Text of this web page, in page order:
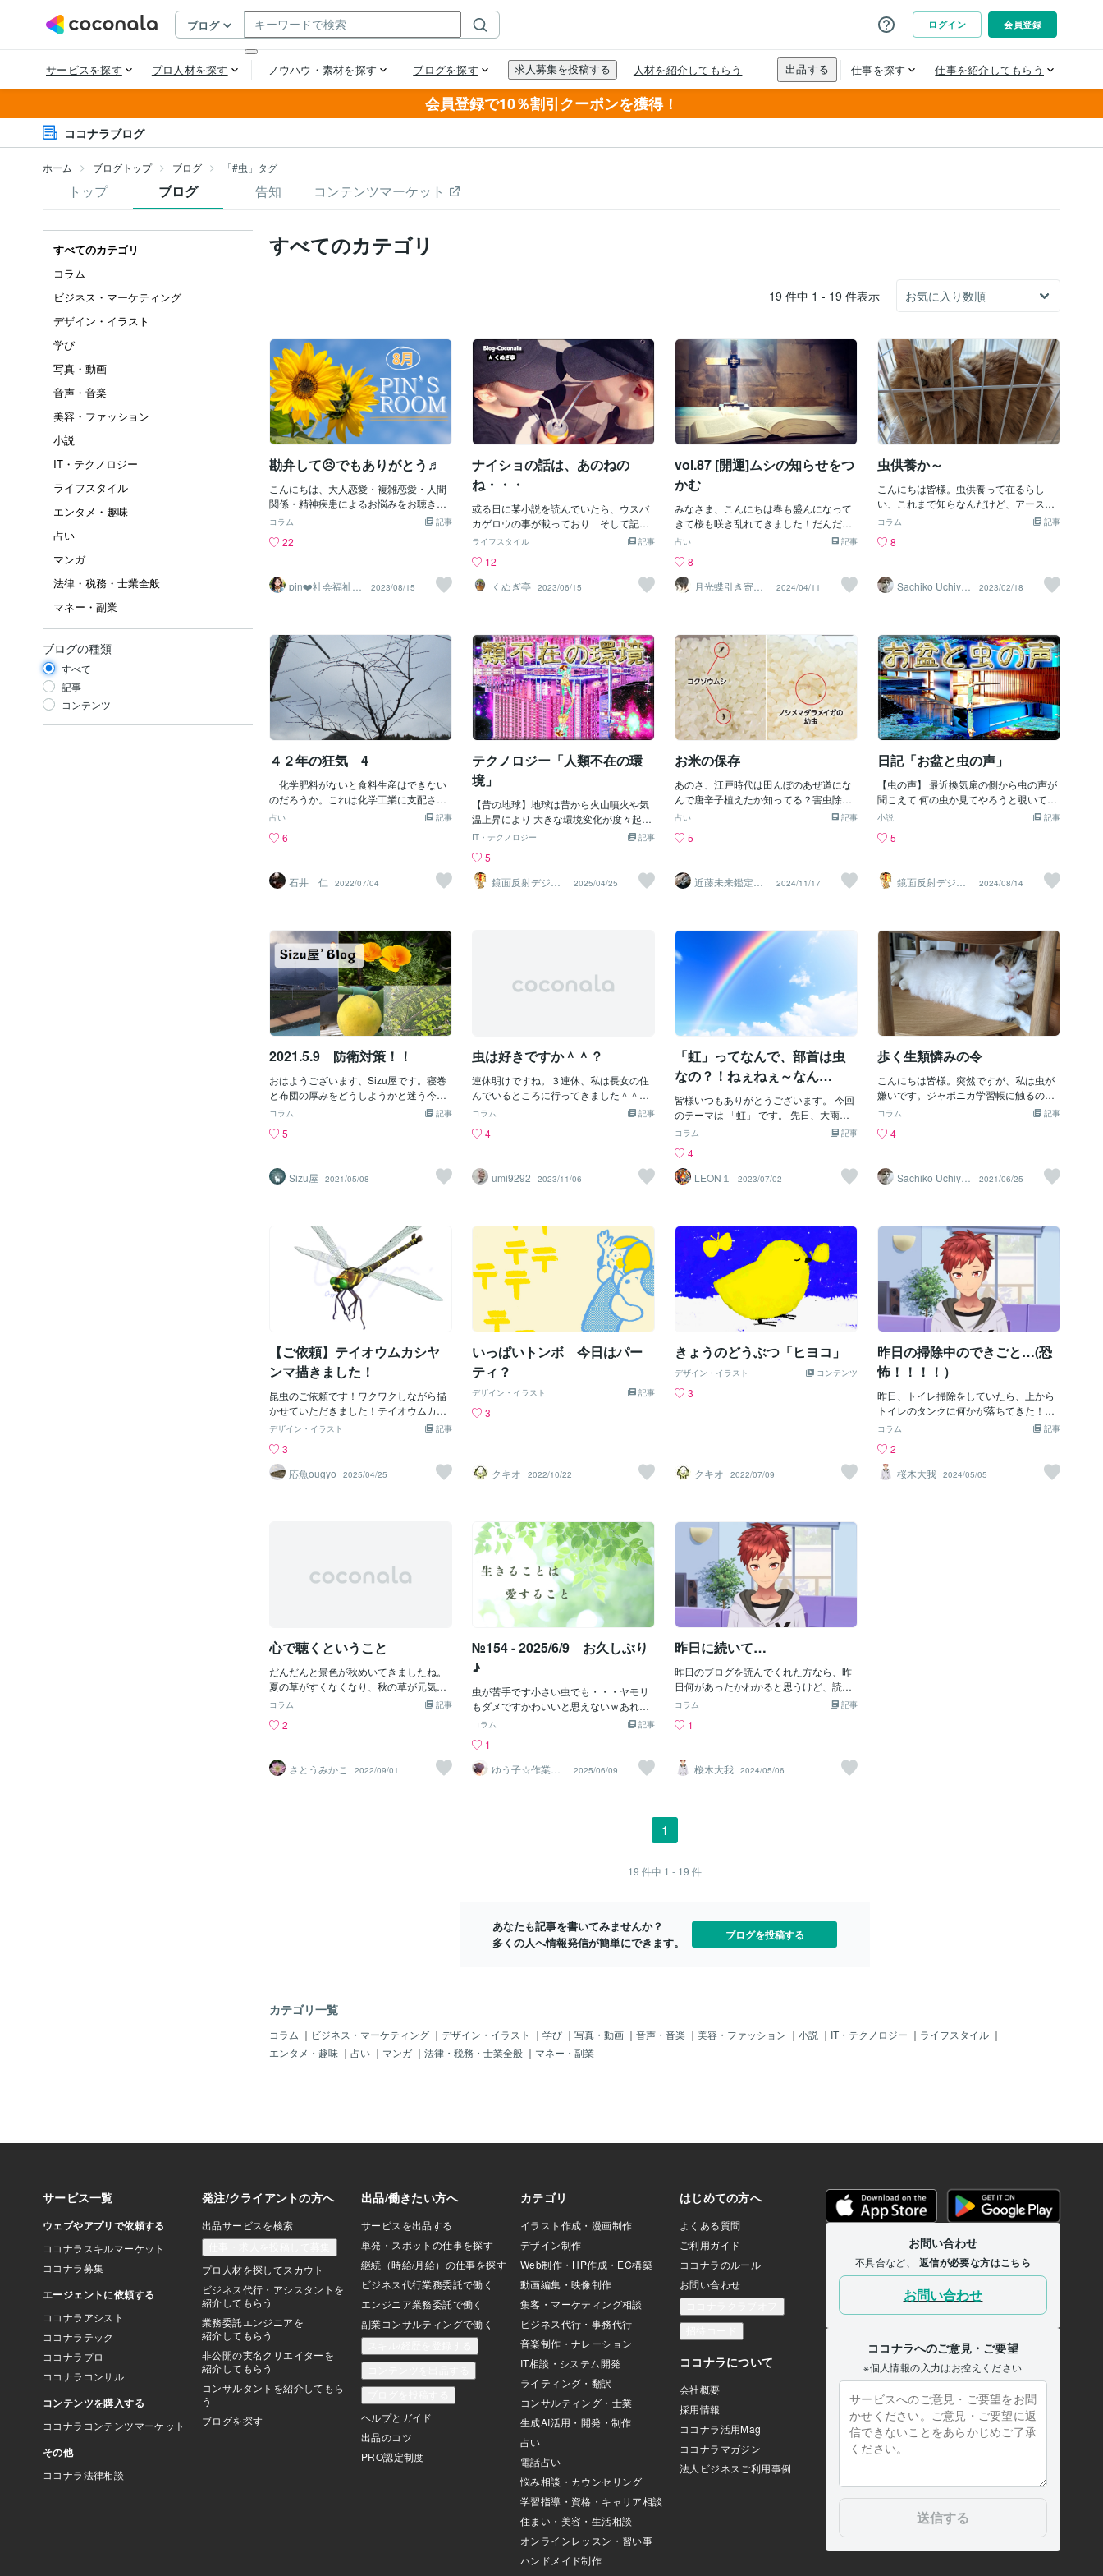
会員登録で10％割引クーポンを獲得！
ココナラブログ
ホーム ブログトップ ブログ 「#虫」タグ
トップ ブログ 告知 コンテンツマーケット
すべてのカテゴリ
コラム
ビジネス・マーケティング
デザイン・イラスト
学び
写真・動画
音声・音楽
美容・ファッション
小説
IT・テクノロジー
ライフスタイル
エンタメ・趣味
占い
マンガ
法律・税務・士業全般
マネー・副業
ブログの種類
すべて
記事
コンテンツ
すべてのカテゴリ
19 件中 1 - 19 件表示
勘弁して😣でもありがとう♬
こんにちは、大人恋愛・複雑恋愛・人間
関係・精神疾患によるお悩みをお聴きし
ていますpinと申します♬pin❤️という名
お盆に台風🌀きていますが、皆さんの地
っていますが、昨日のうちに買い出しを
済ませておいて良かったです。買い出し
が・・・「キャーッ💦」めちゃくちゃ叫
んでしまった。その声に旦那も( ﾟДﾟ)な・
な・なんと青虫が肩から腕にもごもご🐛
私は虫が全くダメなんです💦ほんとにア
リ🐜とてんとう虫🐞くらいがギリです。
でも人って咄嗟に払いのけるんですね😅
どこから付いてきたのか、いつから肩に
乗っかってたのか考えるだけで鳥肌が立
ちます😨勘弁してよ～と思いつつ、お盆
に虫をやっつけてはいけないのを思い出
しました。ご先祖様が虫に乗って帰って
くるそうですね😌母なのか祖母なの
か・・・誰だろ？会いに来てくれたんだ
らとかあるやん？と、まぁ微妙な嬉しさ
触れないのでハイ、旦那にお任せで✋そ
っと逃がすのでした🤗ご先祖様に会えた
機中
記事
コラム
22
pin❤️社会福祉
士・精神保健福
2023/08/15
ナイショの話は、あのねの
ね・・・
或る日に某小説を読んでいたら、ウスバ
カゲロウの事が載っており そして記述
によるとトンボの種類の事だとまさかに
だと 薄羽蜉蝣 とかになるらしいのです
が 自分的には 薄馬鹿下郎 と云う表現の
単語がすでに出来上がっており、作者さ
訳です ・・が ここいらのモノはトッ
プ・ページのプロフィール画像には、さ
すがに載せられる筈もなく悶々としてお
りましたが ここココナラはそう云う時
の為に、ブログ等を開設したりするのか
も知れませんですよねぇ とくと感心しま
した しかし小説家と意見が合う・・な
どと云うと、悪い気はしませんし 口笛
気分の本日のブログ・スタート ・・
で、ポジティブだのネガティブなんて単
語はまぁ、この際は置いといて 今日は
医学用語みたいのを探ってみてまして
ココナラさんでは、ここいら関係の方も
おられるかも？で 勉強にはことかかな
で・・ !!心筋梗塞＝信用金庫の社員さん
が、高速道路を運転中の時のことボケ＝
墓穴を掘るの略語初期癌＝英語ではショ
炎＝水戸の光国公が最初にかかった病
で 別名は御老公病躁鬱症＝碁や将棋好
り「さっきさぁ・・」が、口癖になる納
記事
ライフスタイル
12
くぬぎ亭 2023/06/15
vol.87 [開運]ムシの知らせをつ
かむ
みなさま、こんにちは春も盛んになって
きて桜も咲き乱れてきました！だんだん
暖かくなってきていろんな生命の活動が
が巡ってくるのと同時にありとあらゆる
サインも見受けられます。そんな中で日
常的に起きている出来事を敏感に感じ取
てくださる方々も増えました。これはと
ても良い傾向です。日常を過ごすにあた
ってのちょっとしたサインを掴み取るこ
とは「開運」や「好転」への前進になり
ます。これは「ムシの知らせ」となりま
す。ムシといえば・・・ここ最近で何度
かご質問いただいた内容をご紹介しま
す。家の中の特定の場所に虫が出てくる
ようになったとのこと。何度も殺虫剤な
てきてしまうということでした。この場
合・・・その特定の場所は「澱み（よど
み）」があるということになります。澱
みには「邪」がたまりやすくなります。
す。ですので殺虫剤をまいてただただ駆
除するよりも毎日その場所を入念に掃除
ご依頼者さまたちはお家で一番汚れやす
い所に虫が発生しており毎日掃除されて
いなかったことが共通してました。掃除
をしていただいて「浄化」の作法をお伝
えしてそれを進めていただいたところ１
週間後には虫の発生がなくなり逆に思わ
ぬラッキーな出来事が起きるようになっ
たとご報告をいただいております。開運
には吉日やチャンスをつかむことも大切
ですが日常にあらわれる「サイン」を知
記事
占い
8
月光蝶引き寄せ
スピリチュアル
2024/04/11
虫供養か～
こんにちは皆様。虫供養って在るらし
い、これまで知らなんだけど、アース製
薬が毎年行っているらしいですよ。供養
は、供養必要あるのかな、なんて思った
た虫を供養って確かに必要かもしれな
い。４０年も前からやっているのだか
との共生を実現する』の理念を掲げるア
ース製薬さんだから、試験によって死ん
だ虫たちも供養したいのかも知れない。
仏教では生き物を殺すのは罪で殺生と言
います、でも虫なども含めると殺生しな
い人間なんて居ないんじゃないのかな。
虫供養ってその意味では必要あるんだよ
ね、それで虫が納得してくれるのかは、
知らないけど。アース製薬さんが仏教に
則って虫供養をしてるのか聞いてないけ
ど、ゴキブリだけで１００万頭、ハエや
蚊では５万頭以上が研究に使用されてい
る。虫供養もしかり、人間は生きて行く
自分では変えられようが無い。それでも
年に一度くらいは考えて、供養って良い
のかも知れない。全然納得はして無いけ
記事
コラム
8
Sachiko Uchiya 2023/02/18
４２年の狂気 4
化学肥料がないと食料生産はできない
のだろうか。これは化学工業に支配され
る農業という従属関係を作り支配するた
で十分に農業生産は行われてきたのは分
してしまったか。それは最初は捨てるよ
うに安価に供給されたためみな化学肥料
は入札で子供の糞尿を学校が農家に売っ
ていた。また町にも農家が糞尿を買いに
いき、野菜やコメと交換したりして、肥
料にしていた。 落ち葉を集めて堆肥に
したり、河原のススキを刈り取ってきて
堆肥にしたりしてして生産に寄与してき
た。 その方式の有機農業にすると虫も
つかないという話もよく聞く。そのメカ
ニズムは有機農業の研究結果で分かって
いる。 植物は化学肥料で吸収すると窒
素かアンモニア分子から、アミノ酸に合
成してタンパクにつないでいくが、この
アミノ酸の前後の状態がプリン体といわ
もビールで味わって痛風になったりして
虫剤が必要になる。現代農業の狂気が化
学肥料で始まった。そして、サナダムシ
は増えたのかというと、有機農法は、う
んこの中のタンパクが分解されてアミノ
酸になったところで吸収するので、植物
体内で窒素分子をアミノ酸まで合成する
手間が節約できるうえ、体内にプリン体
をとどめずに済むので虫もつかず、生育
も化学肥料の４倍近く増加可能という結
果が出ていた。 つまり江戸時代の農産
物のほうが現代よりおいしくて無害
記事
占い
6
石井 仁 2022/07/04
テクノロジー「人類不在の環
境」
【昔の地球】地球は昔から火山噴火や気
温上昇により 大きな環境変化が度々起き
多くの生物が 大量絶滅を何度も経験しま
きてます 地球温暖化による異常気象や猛
暑が増え 住みにくい星になってきてるの
でそこで 昔の環境の方が本当に良いのか
今の大陸が全部合体し1つになった パン
ゲア大陸と言う広大な陸地しかなくて 中
い肌も唇もひび割れて更に赤く 染まった
れる環境じゃありません しかし海の近く
はリストロサウルスという 生き物が何頭
かいて小動物等の餌がもあり でも海水は
汚く細菌が水面に薄い油の様に 広がって
冷やせず海からは 硫化水素という腐った
卵臭ガスが立ち上り 台風も今より遥かに
更に昔の3億2000万年前の後期石炭紀に
来てみるとそこは常に夏のような気候で
地球史上最大の湿地帯が広がって植物が
異常なまで早く育っていました 植物が死
に地面に倒れ分解する暇もなく その上に
どんどん植物が育ち地球全土が ジャング
ル状態にでその為に酸素の量が 現代の1.
6倍もありました 大
記事
IT・テクノロジー
5
鏡面反射デジタ
ルアート製作所
2025/04/25
お米の保存
あのさ、江戸時代は田んぼのあぜ道にな
んで唐辛子植えたか知ってる？害虫除け
これはばあちゃんからの知恵なのだがお
辛子を折っていれるお茶の袋に入れて米
ないキャロラインリーパーとかブートジ
ョロキアとか1本でも目が痛くなるのね
箪笥に仕掛けるとゴキブリは出なくなる
記事
占い
5
近藤未来鑑定
近藤 光 【移転
2024/11/17
日記「お盆と虫の声」
【虫の声】 最近換気扇の側から虫の声が
聞こえて 何の虫か見てやろうと覗いてみ
たら コオロギらしき黒い虫が住み着き 毎
ると鳴き始め 夜明けまで鳴き続けてるみ
にならず 朝までぐっすり寝られてる 最初
換気扇が壊れて変な音が鳴り 掃除したけ
悟した しかしよくよく耳を澄まして聴く
と どうやら虫っぽい鳴き声がしたので 換
気扇から覗き音の発生源を探すと 真っ黒
いGっぽいのと目が合った！ ∑(ﾟДﾟ; )ｷﾞｸｯ
この時俺はあまりの恐怖で体が動かず し
ばらくその虫と睨めっこをしてたら 突然
羽を震わせ音を出し始めたので Gじゃな
い事が解かりホッとする 少しの間その鳴
き声を聞いてたら 換気扇が壊れたのかと
思ってた音と そっくりな音を出してたの
で俺は この音だったのかと納得できた そ
れからこのコオロギは未だに毎晩 ずっと
鳴き続けてるから慣れたけど 近所から苦
って仕方ない ｵﾛ((ヾ(*'д';*)ﾉｼ))ｵﾛ 〓＝〓＝
み】 先日の朝6時にゴミを出すため 歩道
の収集場に行くといつもなら この時間で
お盆休みで 世の中の人はみんな会社が休
みだから きっとまだ寝ててゆっくり休ん
でるか バカンスに行ってるのだろうと思
った なのに俺は仕事があるから休めず お
盆休みなのにいつもと同じ事をし バカン
スなんて満喫する時間
記事
小説
5
鏡面反射デジタ
ルアート製作所
2024/08/14
2021.5.9 防衛対策！！
おはようございます、Sizu屋です。寝巻
と布団の厚みをどうしようかと迷う今日
この頃です。本日は、我が家の虫よけ対
所は、ベランダから排水溝が近く、水辺
ロしています。特に汚くはしていません
が、やはり立地条件から、仕方ない部分
て、腕と腰が重症化しておりますが、本
格化する前になんとかしようと思いま
す。現在は、ベランダにかけて置くタイ
プの虫よけを取り寄せ中です。他にはお
香タイプの蚊取り線香なども検討してい
ますし、ワンプッシュで虫を退治できる
スプレーも購入予定です。仕事もあるた
め、家にいる時間は少ないかもしれませ
んが、短い時間を有意義に過ごすために
も、予防は必要です。（あと、蚊に刺さ
れると、微妙に煩わしいので、できるだ
け対策しておきたいです。）良い季節に
なっておりますが、それはほかの生物に
とっても良い季節なのだな・・・と思う
今日です。
記事
コラム
5
Sizu屋 2021/05/08
虫は好きですか＾＾？
連休明けですね。３連休、私は長女の住
んでいるところに行ってきました＾＾長
女の住んでいる場所は私の家から普段は
朝４時前に出発したのにも関わらず、到
ぎ・・７時間以上かかりました・・・＞
＜（途中、SAも混んでいたのでトイレ休
こではみんなで楽しく過ごすことができ
ました。帰りも早めの時間に出発したけ
ど６時間ぐらいかかった・・もう休みの
日には出かけたくないと思うのです。
（いつも）長女の住んでいる場所は山の
中です。山の中でホームステイ生活をし
ています＾＾東京に住んでいる私の両親
は「こんなところに住んでいるのか」と
びっくりしていました。都会に住んでい
て、いきなりそんな自然の中を自ら選ん
で行った長女は毎日とても楽しそうで、
日に日に無邪気な子供の頃に戻っていっ
ているような気がします。虫や動物が好
きすぎる同級生たちの影響で、長女も最
物、自然が好きな子が多くて、虫と言っ
ても、蟻の専門とか蜘蛛の専門とか、蝶
その話が面白くて私たちも引き込まれて
いきます。そしてどんどんその虫が可愛
く見えてくるから不思議ですよねー。ど
んな虫でも必要だから存在する。大事な
命。だから感謝なのだと。そんなことを
改めて教えてもらった気がします。虫を
こわがったり、気持ち悪がったりする人
も多い。なんなら私もそうだったけど、
それって知らないからこわいんだなと。
記事
コラム
4
umi9292 2023/11/06
「虹」ってなんで、部首は虫
なの？！ねぇねぇ～なん
で？！
皆様いつもありがとうございます。 今回
のテーマは 「虹」 です。 先日、大雨が
降った後に 虹がかかっていました。 子供
だ？」 って、 自転車で 虹を目指して走
っても ぜんぜんそばに行けなかった！ っ
て方もいらっしゃると思います。 私もそ
一つの雨粒が 太陽の光を 屈折・反射させ
ることによって 発生する自然現象です。
「虹」は、 太陽光が 雨粒などの水滴に入
射し、 それが屈折 （光が異なる媒質を通
る際に 方向を変える現象）や 反射 （光
が表面から跳ね返る現象） を繰り返し
て、 七色の光スペクトル が見える現象で
す。 虹の七色は、 赤・橙・黄・緑・青・
藍・紫 の順番で並び、 美しい光景として
広く知られています。 虹は、 雨上がりや
雨中の日光が 特定の条件下で 見ることが
できます。 主に 雨滴が大気中で光を 屈
は、 多くの文化や宗教で 特別な意味を持
つ象徴 とされてきました。 例えば、 虹
るし として虹が登場し、 世界の再生や
和解を象徴する 意味も持っています。 こ
のように、 「虹」 は美しい自然現象であ
り、 幸せや希望などの象徴 としても認識
されています。 ２.なぜ「虹」という漢
字、部首が虫なのか？ では、なぜ 「虹」
記事
コラム
4
LEON１
2023/07/02
歩く生類憐みの令
こんにちは皆様。突然ですが、私は虫が
嫌いです。ジャポニカ学習帳に触るのに
躊躇う位には嫌いです、爬虫類も嫌いで
ので、虫の方が圧倒的勝っていて、いる
します。猫を飼うと娘が言った時に、ネ
ットで調べたら、猫がゴキブリを獲物取
したくなるどうしようと、夜も寝られな
かった。（気分だけ）幸いなことに、う
ちの子はゴキブリを見つけると、引いて
逃げるので大事には至らなかった。取り
敢えず良かった。虫と言えば、三女の友
達で生き物大好きっこがいたらしい、三
女によるとゴキブリでも外に出して逃が
す子だったみたい、歩く生類憐みの令で
ある。その子は生き物好きなのに、食べ
るのは食べる、（ゴキブリは食べないけ
ど）生き物好きと食は別次元にあるらし
い。今食糧事情の為に、虫を食べる方法
を考えている人が沢山いて、虫は低脂
質、高たんぱくと、人間にとって良いこ
とこの上ないので、色々敢行されていそ
うだが、姿造りだけは止めて頂きたい。
食堂のメニューに虫の姿造りが有った
ら、近寄れなくなってしまう。姿が見え
記事
コラム
4
Sachiko Uchiya 2021/06/25
【ご依頼】テイオウムカシヤ
ンマ描きました！
昆虫のご依頼です！ワクワクしながら描
かせていただきました！テイオウムカシ
ヤンマは、「生きた化石」と呼ばれる原
という超ビッグサイズ！大きい！オース
トラリアのクイーンズランド州に生息し
ているそうです。身体の黄色い線がなん
したね…テイオウムカシヤンマにした
ら、効果もアップしそう！って思いまし
記事
デザイン・イラスト
3
応魚ougyo
2025/04/25
いっぱいトンボ 今日はパー
ティ？
記事
デザイン・イラスト
3
クキオ 2022/10/22
きょうのどうぶつ「ヒヨコ」
コンテンツ
デザイン・イラスト
3
クキオ 2022/07/09
昨日の掃除中のできごと…(恐
怖！！！！）
昨日、トイレ掃除をしていたら、上から
トイレのタンクに何かが落ちてきた！
「えっ・・・？」タンクを見てみる
【虫！？！？！？！？！？！？！？】意
外と大きめの虫で、イメージとしては、
飛ばない黒いバッタみたいな虫だっ
記事
コラム
2
桜木大我 2024/05/05
心で聴くということ
だんだんと景色が秋めいてきましたね。
夏の草がすくなくなり、秋の草が元気に
なってきています。耳にする音も夏と違
は蝉の声がガンガン聞こえておりました
して、人以外から発している音を「声」
というのは、日本人だけのようです。他
球、きっと疲れているのでしょう。大変
声も受け止めて、行動できるともっと良
い地球になるのでしょう。日本人、頑張
記事
コラム
2
さとうみかこ 2022/09/01
№154 - 2025/6/9 お久しぶり
♪
虫が苦手です小さい虫でも・・・ヤモリ
もダメですかわいいと思えないｗあれを
かわいいと思える人はすごいなぁと思う
る視界のすみに黒いものをみつけると、
ゴキブリかと思いおもわずみてしまうこ
わいから常に頭のなかに・・・あぁ、だ
り、掃除をしているのは、キレイに暮ら
記事
コラム
1
ゆう子☆作業療
法士＆ライフコ
2025/06/09
昨日に続いて…
昨日のブログを読んでくれた方なら、昨
日何があったかわかると思うけど、読ん
でいない人向けに簡単に説明するね！お
出てきて、大きめの虫だったのでかなり
僕なので、家の中で虫が出ると、ちょー
大変！！！そして、昨日、また出
ート音みたいな）音がして、びっくりし
似た虫で、これも怖かった！！！もし凶
ったバスタオル（使ったやつ）を使っ
て、鏡にとまった虫に向かって、思いっ
きり押し当てて、つぶした。つぶしたと
くなったら、おとといと同じく、外に捨
記事
コラム
1
桜木大我 2024/05/06
1
19 件中 1 - 19 件
あなたも記事を書いてみませんか？
多くの人へ情報発信が簡単にできます。
ブログを投稿する
カテゴリ一覧
コラム ｜ ビジネス・マーケティング ｜ デザイン・イラスト ｜ 学び ｜ 写真・動画 ｜ 音声・音楽 ｜ 美容・ファッション ｜ 小説 ｜ IT・テクノロジー ｜ ライフスタイル ｜
エンタメ・趣味 ｜ 占い ｜ マンガ ｜ 法律・税務・士業全般 ｜ マネー・副業